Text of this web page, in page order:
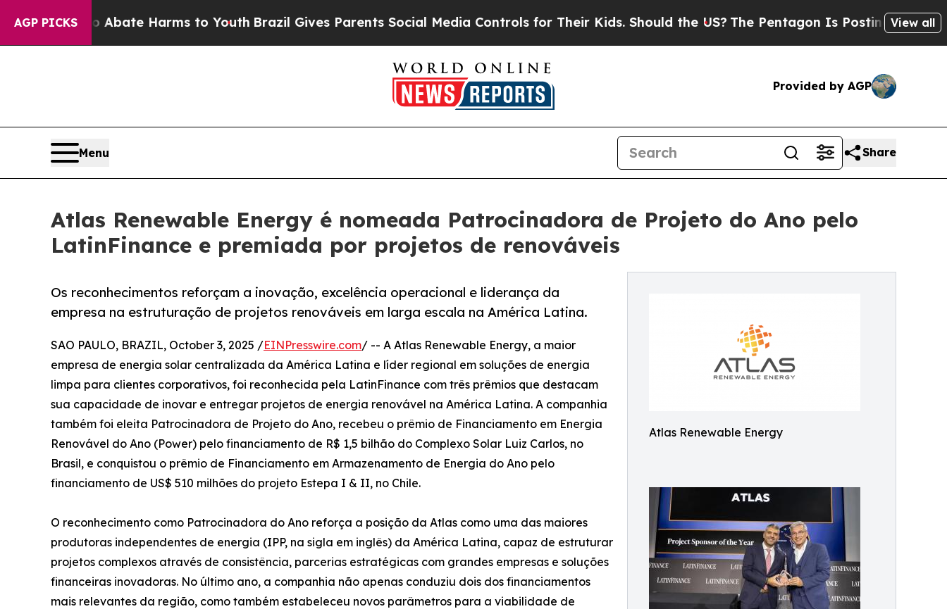
AGP PICKS
to Abate Harms to YouthBrazil Gives Parents Social Media Controls for Their Kids. Should the US? The Pentagon Is Posting Cryptic Biblical
View all
Provided by AGP
Menu Share
Atlas Renewable Energy é nomeada Patrocinadora de Projeto do Ano pelo
LatinFinance e premiada por projetos de renováveis
Atlas Renewable Energy
Os reconhecimentos reforçam a inovação, excelência operacional e liderança da
empresa na estruturação de projetos renováveis em larga escala na América Latina.
SAO PAULO, BRAZIL, October 3, 2025 /EINPresswire.com/ -- A Atlas Renewable Energy, a maior
empresa de energia solar centralizada da América Latina e líder regional em soluções de energia
limpa para clientes corporativos, foi reconhecida pela LatinFinance com três prêmios que destacam
sua capacidade de inovar e entregar projetos de energia renovável na América Latina. A companhia
também foi eleita Patrocinadora de Projeto do Ano, recebeu o prêmio de Financiamento em Energia
Renovável do Ano (Power) pelo financiamento de R$ 1,5 bilhão do Complexo Solar Luiz Carlos, no
Brasil, e conquistou o prêmio de Financiamento em Armazenamento de Energia do Ano pelo
financiamento de US$ 510 milhões do projeto Estepa I & II, no Chile.
O reconhecimento como Patrocinadora do Ano reforça a posição da Atlas como uma das maiores
produtoras independentes de energia (IPP, na sigla em inglês) da América Latina, capaz de estruturar
projetos complexos através de consistência, parcerias estratégicas com grandes empresas e soluções
financeiras inovadoras. No último ano, a companhia não apenas conduziu dois dos financiamentos
mais relevantes da região, como também estabeleceu novos parâmetros para a viabilidade de